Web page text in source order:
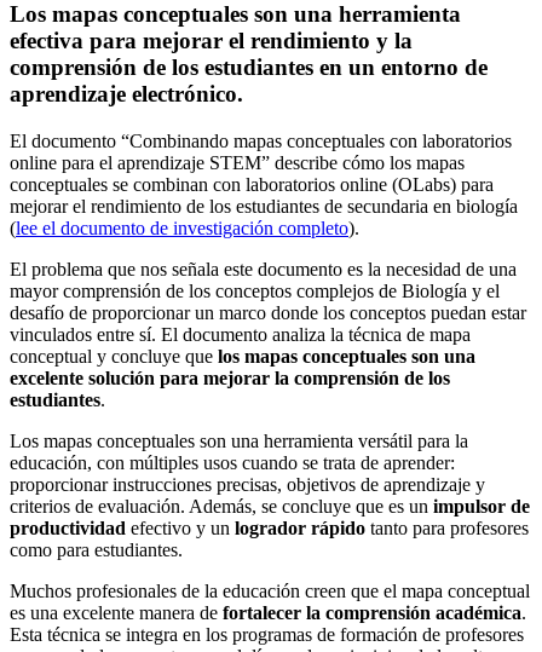
Los mapas conceptuales son una herramienta
efectiva para mejorar el rendimiento y la
comprensión de los estudiantes en un entorno de
aprendizaje electrónico.
El documento “Combinando mapas conceptuales con laboratorios
online para el aprendizaje STEM” describe cómo los mapas
conceptuales se combinan con laboratorios online (OLabs) para
mejorar el rendimiento de los estudiantes de secundaria en biología
(lee el documento de investigación completo).
El problema que nos señala este documento es la necesidad de una
mayor comprensión de los conceptos complejos de Biología y el
desafío de proporcionar un marco donde los conceptos puedan estar
vinculados entre sí. El documento analiza la técnica de mapa
conceptual y concluye que los mapas conceptuales son una
excelente solución para mejorar la comprensión de los
estudiantes.
Los mapas conceptuales son una herramienta versátil para la
educación, con múltiples usos cuando se trata de aprender:
proporcionar instrucciones precisas, objetivos de aprendizaje y
criterios de evaluación. Además, se concluye que es un impulsor de
productividad efectivo y un logrador rápido tanto para profesores
como para estudiantes.
Muchos profesionales de la educación creen que el mapa conceptual
es una excelente manera de fortalecer la comprensión académica.
Esta técnica se integra en los programas de formación de profesores